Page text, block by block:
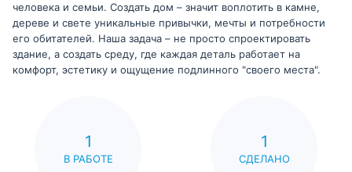
человека и семьи. Создать дом – значит воплотить в камне,
дереве и свете уникальные привычки, мечты и потребности
его обитателей. Наша задача – не просто спроектировать
здание, а создать среду, где каждая деталь работает на
комфорт, эстетику и ощущение подлинного "своего места".
1
В РАБОТЕ
1
СДЕЛАНО